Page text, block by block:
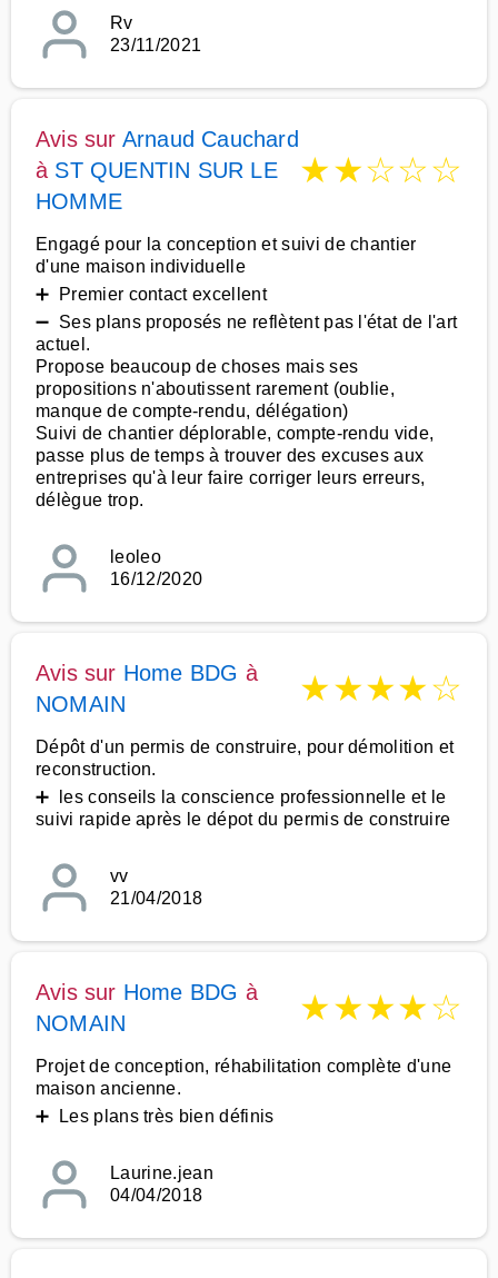
Rv
23/11/2021
Avis sur Arnaud Cauchard
à ST QUENTIN SUR LE
HOMME
★★☆☆☆
Engagé pour la conception et suivi de chantier
d'une maison individuelle
➕ Premier contact excellent
➖ Ses plans proposés ne reflètent pas l'état de l'art
actuel.
Propose beaucoup de choses mais ses
propositions n'aboutissent rarement (oublie,
manque de compte-rendu, délégation)
Suivi de chantier déplorable, compte-rendu vide,
passe plus de temps à trouver des excuses aux
entreprises qu'à leur faire corriger leurs erreurs,
délègue trop.
leoleo
16/12/2020
Avis sur Home BDG à
NOMAIN
★★★★☆
Dépôt d'un permis de construire, pour démolition et
reconstruction.
➕ les conseils la conscience professionnelle et le
suivi rapide après le dépot du permis de construire
vv
21/04/2018
Avis sur Home BDG à
NOMAIN
★★★★☆
Projet de conception, réhabilitation complète d'une
maison ancienne.
➕ Les plans très bien définis
Laurine.jean
04/04/2018